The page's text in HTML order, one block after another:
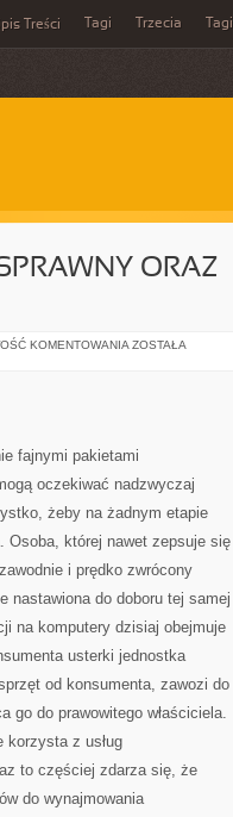
Treści Tagi Trzecia Tagi
ORAZ
KOMENTOWANIA PO
ZOSTAŁA
fajnymi pakietami
oczekiwać nadzwyczaj
żeby na żadnym etapie
Osoba, której nawet zepsuje się
i prędko zwrócony
nastawiona do doboru tej samej
na komputery dzisiaj obejmuje
usterki jednostka
od konsumenta, zawozi do
go do prawowitego właściciela.
korzysta z usług
to częściej zdarza się, że
do wynajmowania